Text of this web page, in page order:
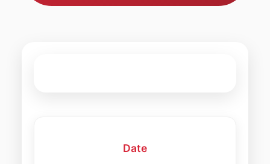
Date